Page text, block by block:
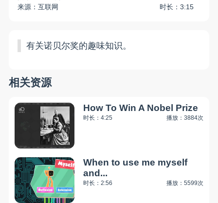
来源：互联网
时长：3:15
有关诺贝尔奖的趣味知识。
相关资源
How To Win A Nobel Prize
时长：4:25 播放：3884次
When to use me myself
and...
时长：2:56 播放：5599次